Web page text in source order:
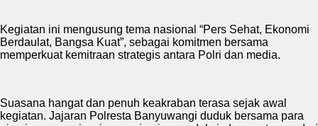
Kegiatan ini mengusung tema nasional “Pers Sehat, Ekonomi
Berdaulat, Bangsa Kuat”, sebagai komitmen bersama
memperkuat kemitraan strategis antara Polri dan media.
Suasana hangat dan penuh keakraban terasa sejak awal
kegiatan. Jajaran Polresta Banyuwangi duduk bersama para